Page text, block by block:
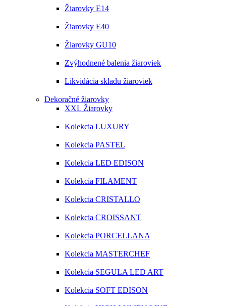
Žiarovky E14
Žiarovky E40
Žiarovky GU10
Zvýhodnené balenia žiaroviek
Likvidácia skladu žiaroviek
Dekoračné žiarovky
XXL Žiarovky
Kolekcia LUXURY
Kolekcia PASTEL
Kolekcia LED EDISON
Kolekcia FILAMENT
Kolekcia CRISTALLO
Kolekcia CROISSANT
Kolekcia PORCELLANA
Kolekcia MASTERCHEF
Kolekcia SEGULA LED ART
Kolekcia SOFT EDISON